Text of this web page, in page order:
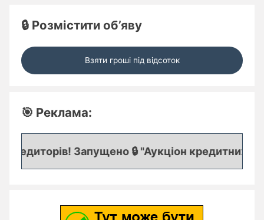
🔒 Розмістити об’яву
Взяти гроші під відсоток
🎯 Реклама:
Запущено 🔒 "Аукціон кредитних